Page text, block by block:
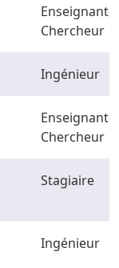
Enseignant-
Chercheur
Ingénieur
Enseignant-
Chercheur
Stagiaire
Ingénieur